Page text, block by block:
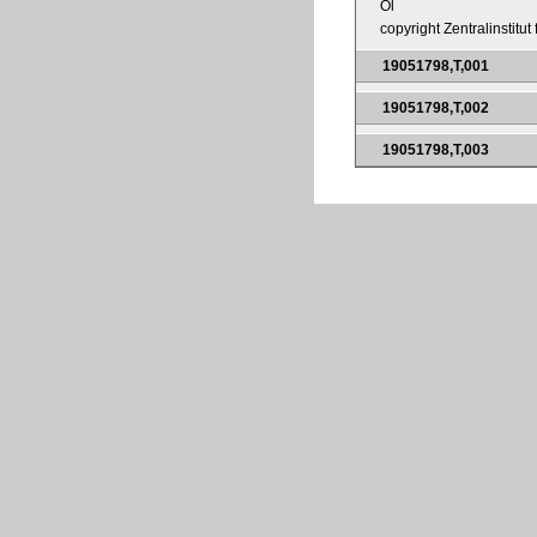
Öl
copyright Zentralinstitut
19051798,T,001
19051798,T,002
19051798,T,003